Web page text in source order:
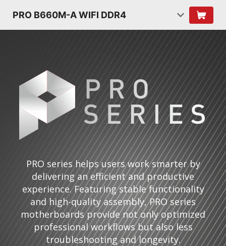
PRO B660M-A WIFI DDR4
PRO series helps users work smarter by
delivering an efficient and productive
experience. Featuring stable functionality
and high-quality assembly, PRO series
motherboards provide not only optimized
professional workflows but also less
troubleshooting and longevity.